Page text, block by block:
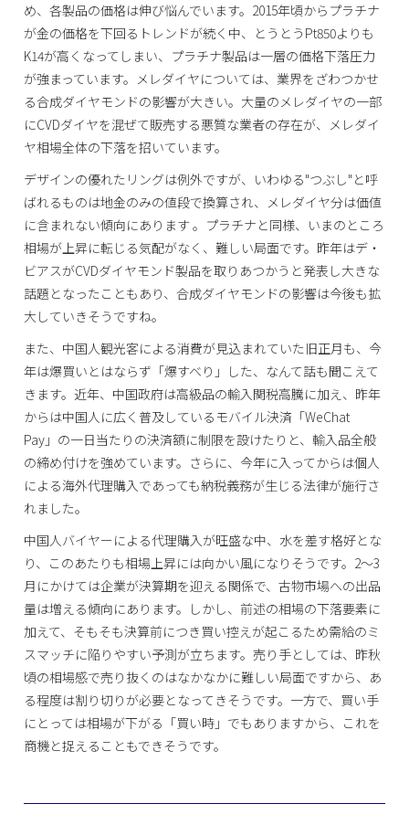
め、各製品の価格は伸び悩んでいます。2015年頃からプラチナ
が金の価格を下回るトレンドが続く中、とうとうPt850よりも
K14が高くなってしまい、プラチナ製品は一層の価格下落圧力
が強まっています。メレダイヤについては、業界をざわつかせ
る合成ダイヤモンドの影響が大きい。大量のメレダイヤの一部
にCVDダイヤを混ぜて販売する悪質な業者の存在が、メレダイ
ヤ相場全体の下落を招いています。
デザインの優れたリングは例外ですが、いわゆる"つぶし"と呼
ばれるものは地金のみの値段で換算され、メレダイヤ分は価値
に含まれない傾向にあります 。プラチナと同様、いまのところ
相場が上昇に転じる気配がなく、難しい局面です。昨年はデ・
ビアスがCVDダイヤモンド製品を取りあつかうと発表し大きな
話題となったこともあり、合成ダイヤモンドの影響は今後も拡
大していきそうですね。
また、中国人観光客による消費が見込まれていた旧正月も、今
年は爆買いとはならず「爆すべり」した、なんて話も聞こえて
きます。近年、中国政府は高級品の輸入関税高騰に加え、昨年
からは中国人に広く普及しているモバイル決済「WeChat
Pay」の一日当たりの決済額に制限を設けたりと、輸入品全般
の締め付けを強めています。さらに、今年に入ってからは個人
による海外代理購入であっても納税義務が生じる法律が施行さ
れました。
中国人バイヤーによる代理購入が旺盛な中、水を差す格好とな
り、このあたりも相場上昇には向かい風になりそうです。2～3
月にかけては企業が決算期を迎える関係で、古物市場への出品
量は増える傾向にあります。しかし、前述の相場の下落要素に
加えて、そもそも決算前につき買い控えが起こるため需給のミ
スマッチに陥りやすい予測が立ちます。売り手としては、昨秋
頃の相場感で売り抜くのはなかなかに難しい局面ですから、あ
る程度は割り切りが必要となってきそうです。一方で、買い手
にとっては相場が下がる「買い時」でもありますから、これを
商機と捉えることもできそうです。